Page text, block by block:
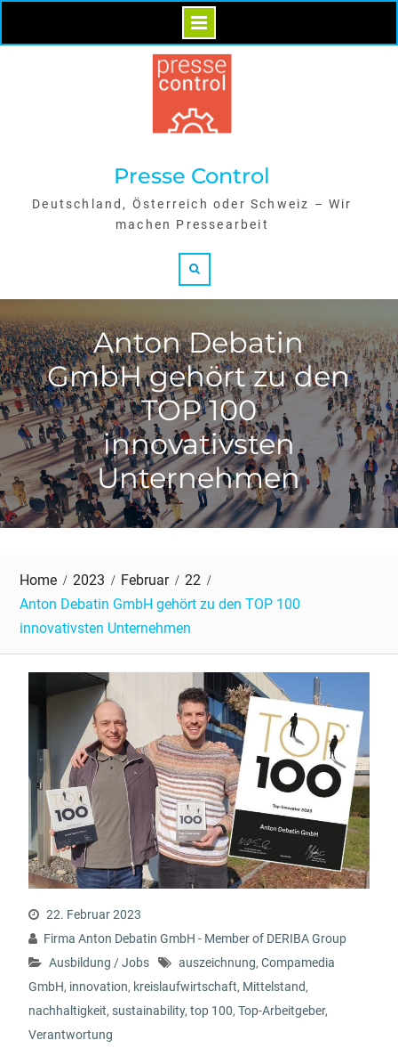
Skip
Presse Control
Deutschland, Österreich oder Schweiz – Wir
machen Pressearbeit
Anton Debatin
GmbH gehört zu den
TOP 100
innovativsten
Unternehmen
Home 2023 Februar
22
Anton Debatin GmbH gehört zu den TOP 100
innovativsten Unternehmen
22. Februar 2023
Firma Anton Debatin GmbH - Member of DERIBA Group
Ausbildung / Jobs
auszeichnung, Compamedia
GmbH, innovation, kreislaufwirtschaft, Mittelstand,
nachhaltigkeit, sustainability, top 100, Top-Arbeitgeber,
Verantwortung